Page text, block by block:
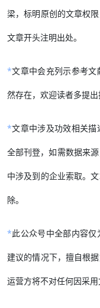
梁，标明原创的文章权
文章开头注明出处。
*文章中会充列示参考
然存在，欢迎读者多提出
*文章中涉及功效相关
全部刊登，如需数据来
中涉及到的企业索取。
除。
*此公众号中全部内容
建议的情况下，擅自根
运营方将不对任何因采用